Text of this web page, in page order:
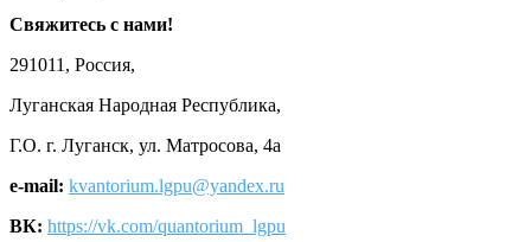
Свяжитесь с нами!
291011, Россия,
Луганская Народная Республика,
Г.О. г. Луганск, ул. Матросова, 4а
e-mail: kvantorium.lgpu@yandex.ru
ВК: https://vk.com/quantorium_lgpu